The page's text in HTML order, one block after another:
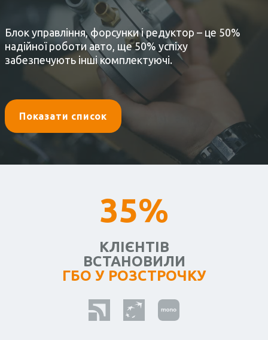
Блок управління, форсунки і редуктор – це 50%
надійної роботи авто, ще 50% успіху
забезпечують інші комплектуючі.
Показати список
35%
КЛІЄНТІВ
ВСТАНОВИЛИ
ГБО У РОЗСТРОЧКУ